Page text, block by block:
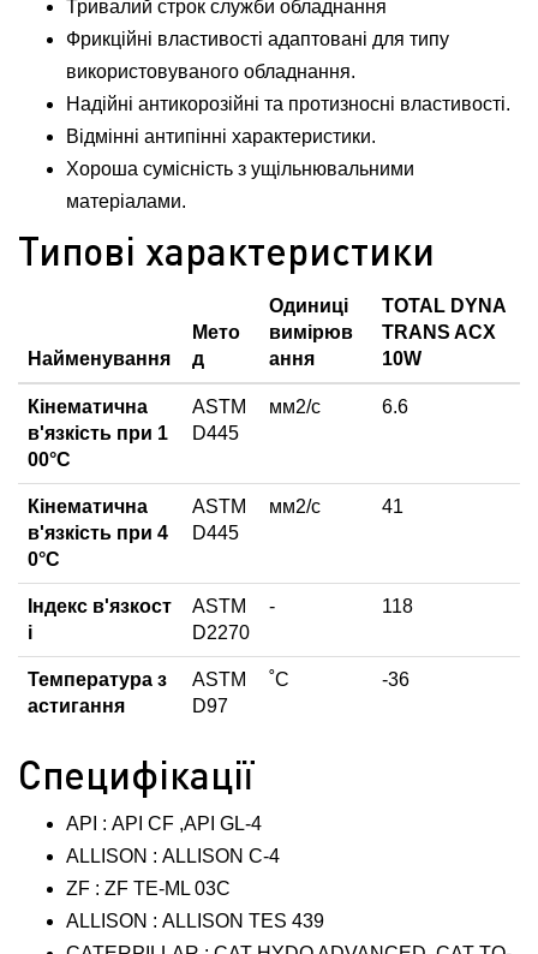
Тривалий строк служби обладнання
Фрикційні властивості адаптовані для типу
використовуваного обладнання.
Надійні антикорозійні та протизносні властивості.
Відмінні антипінні характеристики.
Хороша сумісність з ущільнювальними
матеріалами.
Типові характеристики
Найменування
Мето
д
Одиниці
вимірюв
ання
TOTAL DYNA
TRANS ACX
10W
Кінематична
в'язкість при 1
00°С
ASTM
D445
мм2/с 6.6
Кінематична
в'язкість при 4
0°С
ASTM
D445
мм2/с 41
Індекс в'язкост
і
ASTM
D2270
- 118
Температура з
астигання
ASTM
D97
˚С -36
Специфікації
API : API CF ,API GL-4
ALLISON : ALLISON C-4
ZF : ZF TE-ML 03C
ALLISON : ALLISON TES 439